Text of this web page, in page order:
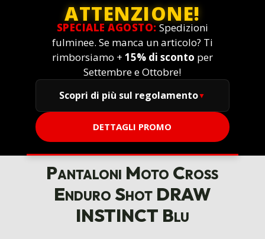
ATTENZIONE!
SPECIALE AGOSTO: Spedizioni
fulminee. Se manca un articolo? Ti
rimborsiamo + 15% di sconto per
Settembre e Ottobre!
Scopri di più sul regolamento
DETTAGLI PROMO
Pantaloni Moto Cross
Enduro Shot DRAW
INSTINCT Blu